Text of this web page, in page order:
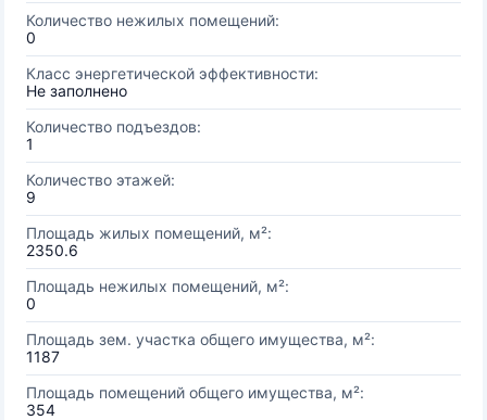
Количество нежилых помещений:
0
Класс энергетической эффективности:
Не заполнено
Количество подъездов:
1
Количество этажей:
9
Площадь жилых помещений, м²:
2350.6
Площадь нежилых помещений, м²:
0
Площадь зем. участка общего имущества, м²:
1187
Площадь помещений общего имущества, м²:
354